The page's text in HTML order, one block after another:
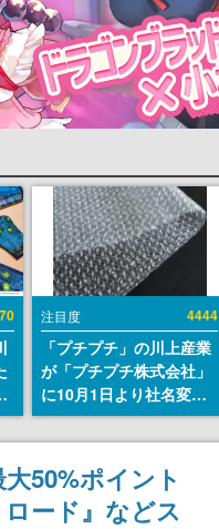
注目度 4444
「プチプチ」の川上産業
が「プチプチ株式会社」
に10月1日より社名変更
へ。創業58年で初めての
変更で、“プチッ”と鳴る
おなじみの緩衝材が会社
の名前に
50%ポイント
ード』などス